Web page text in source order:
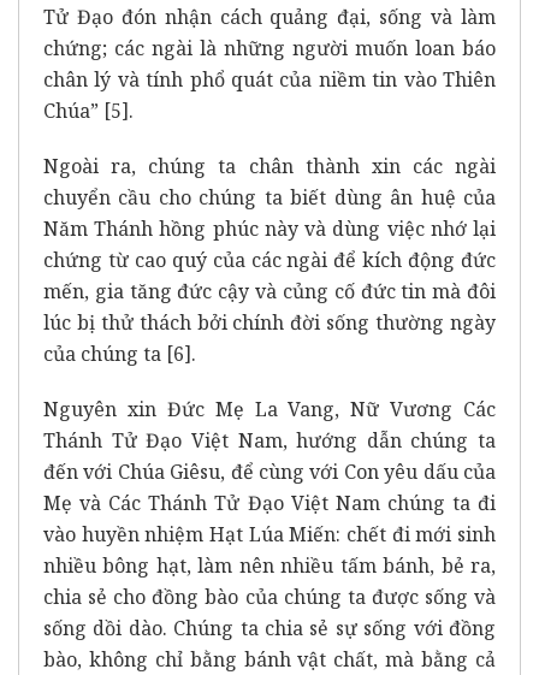
Tử Đạo đón nhận cách quảng đại, sống và làm
chứng; các ngài là những người muốn loan báo
chân lý và tính phổ quát của niềm tin vào Thiên
Chúa” [5].
Ngoài ra, chúng ta chân thành xin các ngài
chuyển cầu cho chúng ta biết dùng ân huệ của
Năm Thánh hồng phúc này và dùng việc nhớ lại
chứng từ cao quý của các ngài để kích động đức
mến, gia tăng đức cậy và củng cố đức tin mà đôi
lúc bị thử thách bởi chính đời sống thường ngày
của chúng ta [6].
Nguyên xin Đức Mẹ La Vang, Nữ Vương Các
Thánh Tử Đạo Việt Nam, hướng dẫn chúng ta
đến với Chúa Giêsu, để cùng với Con yêu dấu của
Mẹ và Các Thánh Tử Đạo Việt Nam chúng ta đi
vào huyền nhiệm Hạt Lúa Miến: chết đi mới sinh
nhiều bông hạt, làm nên nhiều tấm bánh, bẻ ra,
chia sẻ cho đồng bào của chúng ta được sống và
sống dồi dào. Chúng ta chia sẻ sự sống với đồng
bào, không chỉ bằng bánh vật chất, mà bằng cả